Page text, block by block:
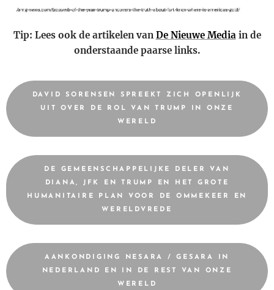
Tip: Lees ook de artikelen van De Nieuwe Media in de
onderstaande paarse links.
DAVID SORENSEN SPREEKT ZICH OPENLIJK
UIT OVER DE ROL VAN TRUMP IN ONZE
WERELD
DE GEMEENSCHAPPELIJKE DELER VAN
DIANA, JFK EN TRUMP EN HET GROTE
HUMANITAIRE PLAN VOOR DE OMMEKEER EN
WERELDVREDE
AANKONDIGING NESARA / GESARA IN
NEDERLAND EN IN DE REST VAN ONZE
WERELD